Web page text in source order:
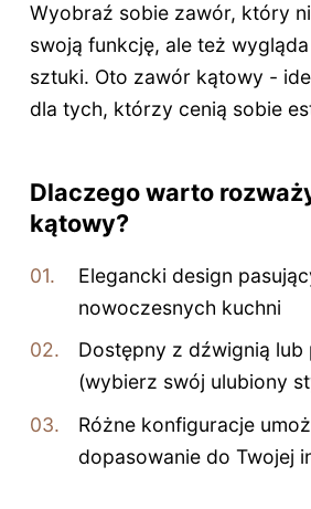
Wyobraź sobie zawór, który
swoją funkcję, ale też wygląda
sztuki. Oto zawór kątowy -
dla tych, którzy cenią sobie
Dlaczego warto
kątowy?
Elegancki design
nowoczesnych kuchni
Dostępny z dźwignią lub
(wybierz swój ulubiony
Różne konfiguracje
dopasowanie do Twojej